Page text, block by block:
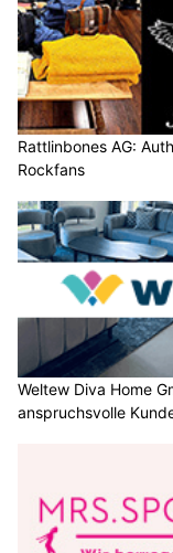
Rattlinbones AG:
Rockfans
Weltew Diva Home
anspruchsvolle